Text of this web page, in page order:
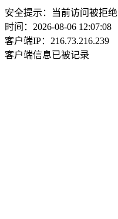
安全提示：当前访问被拒绝
时间：2026-08-06 12:07:08
客户端IP：216.73.216.239
客户端信息已被记录